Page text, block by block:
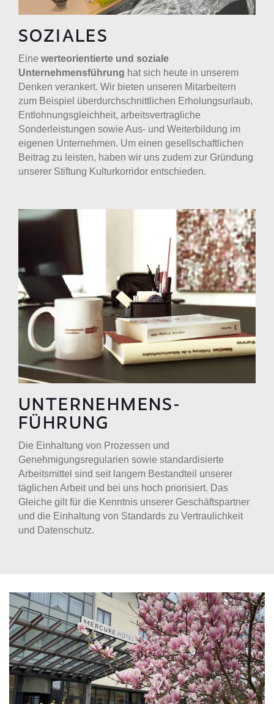
SOZIALES
Eine werteorientierte und soziale
Unternehmensführung hat sich heute in unserem
Denken verankert. Wir bieten unseren Mitarbeitern
zum Beispiel überdurchschnittlichen Erholungsurlaub,
Entlohnungsgleichheit, arbeitsvertragliche
Sonderleistungen sowie Aus- und Weiterbildung im
eigenen Unternehmen. Um einen gesellschaftlichen
Beitrag zu leisten, haben wir uns zudem zur Gründung
unserer Stiftung Kulturkorridor entschieden.
UNTER­NEHMENS­
FÜHRUNG
Die Einhaltung von Prozessen und
Genehmigungsregularien sowie standardisierte
Arbeitsmittel sind seit langem Bestandteil unserer
täglichen Arbeit und bei uns hoch priorisiert. Das
Gleiche gilt für die Kenntnis unserer Geschäftspartner
und die Einhaltung von Standards zu Vertraulichkeit
und Datenschutz.